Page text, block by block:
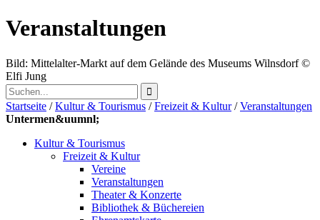
Veranstaltungen
Bild: Mittelalter-Markt auf dem Gelände des Museums Wilnsdorf ©
Elfi Jung
Startseite /Kultur & Tourismus /Freizeit & Kultur/Veranstaltungen
Untermen&uumnl;
Kultur & Tourismus
Freizeit & Kultur
Vereine
Veranstaltungen
Theater & Konzerte
Bibliothek & Büchereien